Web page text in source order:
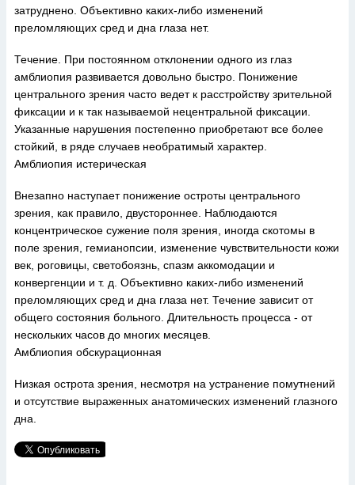
затруднено. Объективно каких-либо изменений
преломляющих сред и дна глаза нет.
Течение. При постоянном отклонении одного из глаз
амблиопия развивается довольно быстро. Понижение
центрального зрения часто ведет к расстройству зрительной
фиксации и к так называемой нецентральной фиксации.
Указанные нарушения постепенно приобретают все более
стойкий, в ряде случаев необратимый характер.
Амблиопия истерическая
Внезапно наступает понижение остроты центрального
зрения, как правило, двустороннее. Наблюдаются
концентрическое сужение поля зрения, иногда скотомы в
поле зрения, гемианопсии, изменение чувствительности кожи
век, роговицы, светобоязнь, спазм аккомодации и
конвергенции и т. д. Объективно каких-либо изменений
преломляющих сред и дна глаза нет. Течение зависит от
общего состояния больного. Длительность процесса - от
нескольких часов до многих месяцев.
Амблиопия обскурационная
Низкая острота зрения, несмотря на устранение помутнений
и отсутствие выраженных анатомических изменений глазного
дна.